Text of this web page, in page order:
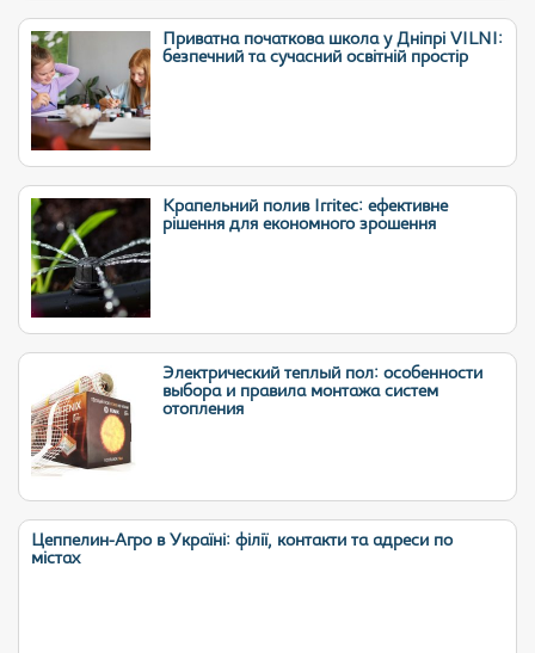
Приватна початкова школа у Дніпрі VILNI:
безпечний та сучасний освітній простір
Крапельний полив Irritec: ефективне
рішення для економного зрошення
Электрический теплый пол: особенности
выбора и правила монтажа систем
отопления
Цеппелин-Агро в Україні: філії, контакти та адреси по
містах